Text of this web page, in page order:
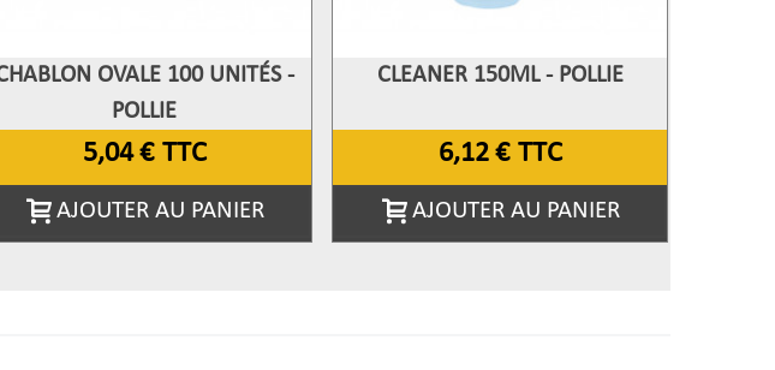
Afficher PlusOVALE 100 UNITÉS -
POLLIE
5,04 € TTC
AJOUTER AU PANIER
Afficher Plus
CLEANER 150ML - POLLIE
6,12 € TTC
AJOUTER AU PANIER